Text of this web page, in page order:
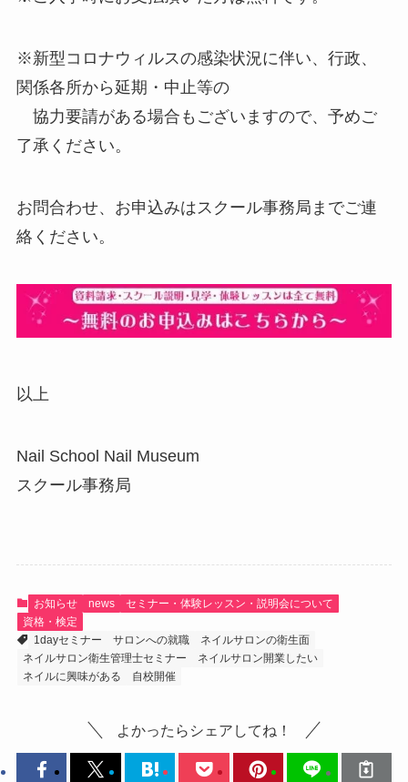
※新型コロナウィルスの感染状況に伴い、行政、
関係各所から延期・中止等の
協力要請がある場合もございますので、予めご
了承ください。
お問合わせ、お申込みはスクール事務局までご連
絡ください。
以上
Nail School Nail Museum
スクール事務局
お知らせ news
セミナー・体験レッスン・説明会について
資格・検定
1dayセミナー
サロンへの就職
ネイルサロンの衛生面
ネイルサロン衛生管理士セミナー
ネイルサロン開業したい
ネイルに興味がある
自校開催
よかったらシェアしてね！